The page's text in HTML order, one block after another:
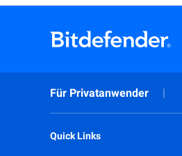
Für Privatanwender
Quick Links